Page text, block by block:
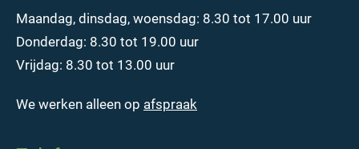
Maandag, dinsdag, woensdag: 8.30 tot 17.00 uur
Donderdag: 8.30 tot 19.00 uur
Vrijdag: 8.30 tot 13.00 uur
We werken alleen op afspraak